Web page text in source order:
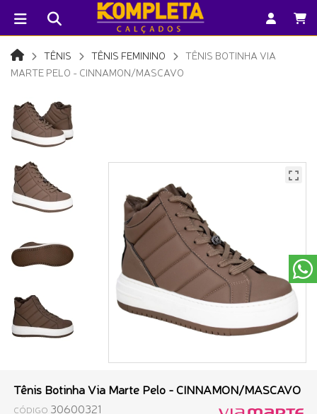
TÊNIS TÊNIS FEMININO
TÊNIS BOTINHA VIA
MARTE PELO - CINNAMON/MASCAVO
Tênis Botinha Via Marte Pelo - CINNAMON/MASCAVO
CÓDIGO 30600321